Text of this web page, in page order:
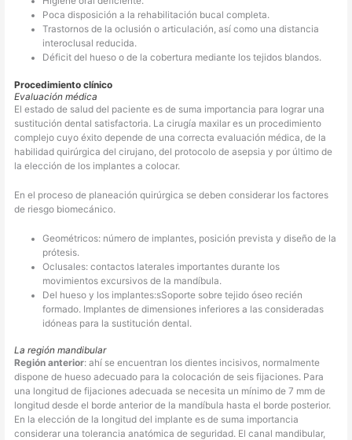
Poca disposición a la rehabilitación bucal completa.
Trastornos de la oclusión o articulación, así como una distancia
interoclusal reducida.
Déficit del hueso o de la cobertura mediante los tejidos blandos.
Procedimiento clínico
Evaluación médica
El estado de salud del paciente es de suma importancia para lograr una
sustitución dental satisfactoria. La cirugía maxilar es un procedimiento
complejo cuyo éxito depende de una correcta evaluación médica, de la
habilidad quirúrgica del cirujano, del protocolo de asepsia y por último de
la elección de los implantes a colocar.
En el proceso de planeación quirúrgica se deben considerar los factores
de riesgo biomecánico.
Geométricos: número de implantes, posición prevista y diseño de la
prótesis.
Oclusales: contactos laterales importantes durante los
movimientos excursivos de la mandíbula.
Del hueso y los implantes:sSoporte sobre tejido óseo recién
formado. Implantes de dimensiones inferiores a las consideradas
idóneas para la sustitución dental.
La región mandibular
Región anterior: ahí se encuentran los dientes incisivos, normalmente
dispone de hueso adecuado para la colocación de seis fijaciones. Para
una longitud de fijaciones adecuada se necesita un mínimo de 7 mm de
longitud desde el borde anterior de la mandíbula hasta el borde posterior.
En la elección de la longitud del implante es de suma importancia
considerar una tolerancia anatómica de seguridad. El canal mandibular,